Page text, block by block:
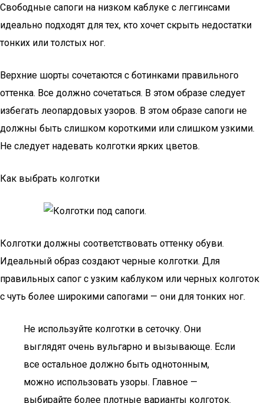
Свободные сапоги на низком каблуке с леггинсами
идеально подходят для тех, кто хочет скрыть недостатки
тонких или толстых ног.
Верхние шорты сочетаются с ботинками правильного
оттенка. Все должно сочетаться. В этом образе следует
избегать леопардовых узоров. В этом образе сапоги не
должны быть слишком короткими или слишком узкими.
Не следует надевать колготки ярких цветов.
Как выбрать колготки
Колготки должны соответствовать оттенку обуви.
Идеальный образ создают черные колготки. Для
правильных сапог с узким каблуком или черных колготок
с чуть более широкими сапогами — они для тонких ног.
Не используйте колготки в сеточку. Они
выглядят очень вульгарно и вызывающе. Если
все остальное должно быть однотонным,
можно использовать узоры. Главное —
выбирайте более плотные варианты колготок.